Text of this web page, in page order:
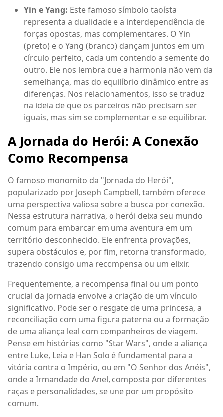
Yin e Yang: Este famoso símbolo taoísta
representa a dualidade e a interdependência de
forças opostas, mas complementares. O Yin
(preto) e o Yang (branco) dançam juntos em um
círculo perfeito, cada um contendo a semente do
outro. Ele nos lembra que a harmonia não vem da
semelhança, mas do equilíbrio dinâmico entre as
diferenças. Nos relacionamentos, isso se traduz
na ideia de que os parceiros não precisam ser
iguais, mas sim se complementar e se equilibrar.
A Jornada do Herói: A Conexão
Como Recompensa
O famoso monomito da "Jornada do Herói",
popularizado por Joseph Campbell, também oferece
uma perspectiva valiosa sobre a busca por conexão.
Nessa estrutura narrativa, o herói deixa seu mundo
comum para embarcar em uma aventura em um
território desconhecido. Ele enfrenta provações,
supera obstáculos e, por fim, retorna transformado,
trazendo consigo uma recompensa ou um elixir.
Frequentemente, a recompensa final ou um ponto
crucial da jornada envolve a criação de um vínculo
significativo. Pode ser o resgate de uma princesa, a
reconciliação com uma figura paterna ou a formação
de uma aliança leal com companheiros de viagem.
Pense em histórias como "Star Wars", onde a aliança
entre Luke, Leia e Han Solo é fundamental para a
vitória contra o Império, ou em "O Senhor dos Anéis",
onde a Irmandade do Anel, composta por diferentes
raças e personalidades, se une por um propósito
comum.